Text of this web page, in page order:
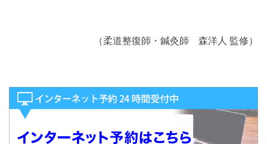
（柔道整復師・鍼灸師 森洋人 監修）